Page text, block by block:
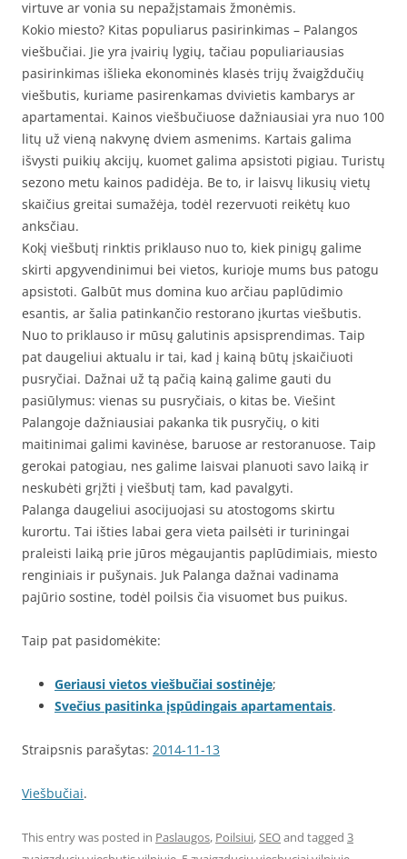
virtuve ar vonia su nepažįstamais žmonėmis.
Kokio miesto? Kitas populiarus pasirinkimas – Palangos
viešbučiai. Jie yra įvairių lygių, tačiau populiariausias
pasirinkimas išlieka ekonominės klasės trijų žvaigždučių
viešbutis, kuriame pasirenkamas dvivietis kambarys ar
apartamentai. Kainos viešbučiuose dažniausiai yra nuo 100
litų už vieną nakvynę dviem asmenims. Kartais galima
išvysti puikių akcijų, kuomet galima apsistoti pigiau. Turistų
sezono metu kainos padidėja. Be to, ir laisvų likusių vietų
skaičius greitai sumažėja, todėl rezervuoti reikėtų kuo
anksčiau.
Kokį viešbutį rinktis priklauso nuo to, kiek pinigų galime
skirti apgyvendinimui bei vietos, kurioje mums bus patogu
apsistoti. Galbūt mus domina kuo arčiau paplūdimio
esantis, ar šalia patinkančio restorano įkurtas viešbutis.
Nuo to priklauso ir mūsų galutinis apsisprendimas. Taip
pat daugeliui aktualu ir tai, kad į kainą būtų įskaičiuoti
pusryčiai. Dažnai už tą pačią kainą galime gauti du
pasiūlymus: vienas su pusryčiais, o kitas be. Viešint
Palangoje dažniausiai pakanka tik pusryčių, o kiti
maitinimai galimi kavinėse, baruose ar restoranuose. Taip
gerokai patogiau, nes galime laisvai planuoti savo laiką ir
neskubėti grįžti į viešbutį tam, kad pavalgyti.
Palanga daugeliui asocijuojasi su atostogoms skirtu
kurortu. Tai išties labai gera vieta pailsėti ir turiningai
praleisti laiką prie jūros mėgaujantis paplūdimiais, miesto
renginiais ir pušynais. Juk Palanga dažnai vadinama
pajūrio sostine, todėl poilsis čia visuomet bus puikus.
Taip pat pasidomėkite:
Geriausi vietos viešbučiai sostinėje;
Svečius pasitinka įspūdingais apartamentais.
Straipsnis parašytas: 2014-11-13
Viešbučiai.
This entry was posted in Paslaugos, Poilsiui,SEOand tagged 3